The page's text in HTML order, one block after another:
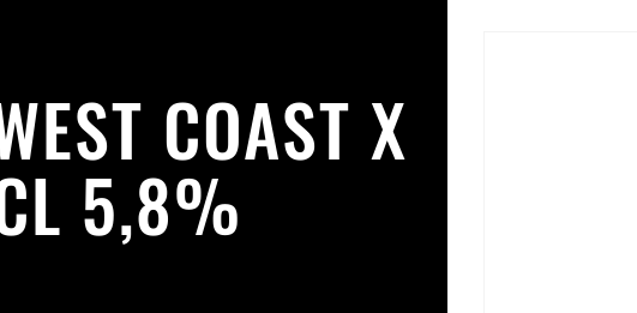
COAST X
5,8%